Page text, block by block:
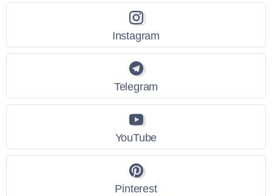
Instagram
Telegram
YouTube
Pinterest